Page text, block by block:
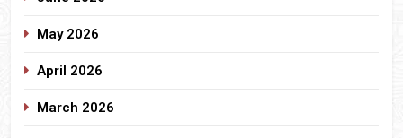
May 2026
April 2026
March 2026